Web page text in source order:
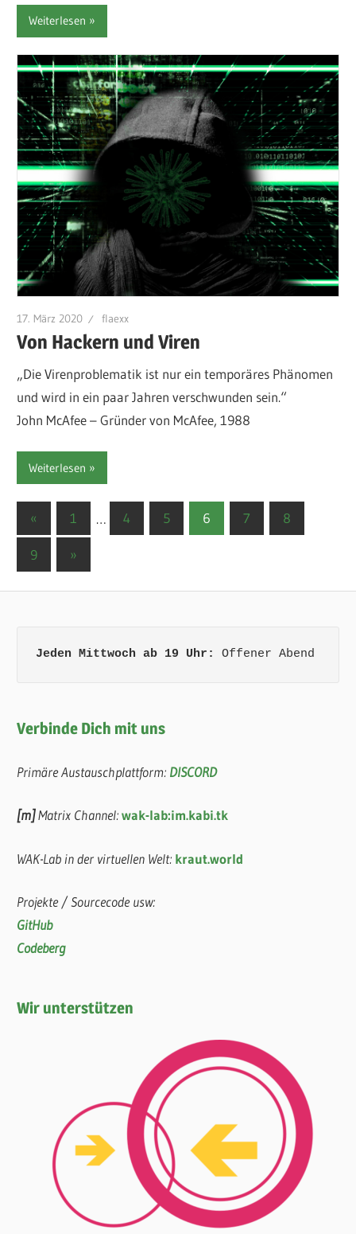
Weiterlesen
17. März 2020 flaexx
Von Hackern und Viren
„Die Virenproblematik ist nur ein temporäres Phänomen
und wird in ein paar Jahren verschwunden sein.“
John McAfee – Gründer von McAfee, 1988
Weiterlesen
Seitennummerierung
der
Beiträge
« Vorherige
Beiträge
1 … 4 5 6 7 8
9
Nächste
Beiträge
»
Jeden Mittwoch ab 19 Uhr: Offener Abend
Verbinde Dich mit uns
Primäre Austauschplattform: DISCORD
[m]Matrix Channel:wak-lab:im.kabi.tk
WAK-Lab in der virtuellen Welt: kraut.world
Projekte / Sourcecode usw:
GitHub
Codeberg
Wir unterstützen